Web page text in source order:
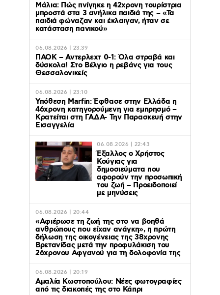
Μάλια: Πώς πνίγηκε η 42χρονη τουρίστρια
μπροστά στα 3 ανήλικα παιδιά της – «Τα
παιδιά φώναζαν και έκλαιγαν, ήταν σε
κατάσταση πανικού»
06.08.2026 | 23:39
ΠΑΟΚ – Αντερλεχτ 0-1: Όλα στραβά και
δύσκολα! Στο Βέλγιο η ρεβάνς για τους
Θεσσαλονικείς
06.08.2026 | 23:10
Υπόθεση Marfin: Έφθασε στην Ελλάδα η
46χρονη κατηγορούμενη για εμπρησμό –
Κρατείται στη ΓΑΔΑ- Την Παρασκευή στην
Εισαγγελία
06.08.2026 | 22:43
Έξαλλος ο Χρήστος
Κούγιας για
δημοσιεύματα που
αφορούν την προσωπική
του ζωή – Προειδοποιεί
με μηνύσεις
06.08.2026 | 20:44
«Αφιέρωσε τη ζωή της στο να βοηθά
ανθρώπους που είχαν ανάγκη», η πρώτη
δήλωση της οικογένειας της 38χρονης
Βρετανίδας μετά την προφυλάκιση του
26χρονου Αφγανού για τη δολοφονία της
06.08.2026 | 20:19
Αμαλία Κωστοπούλου: Νέες φωτογραφίες
από τις διακοπές της στο Κάπρι